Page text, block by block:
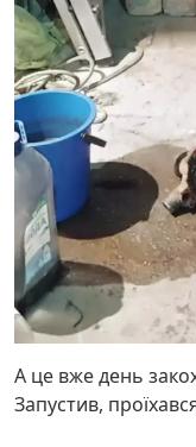
А це вже день
Запустив,